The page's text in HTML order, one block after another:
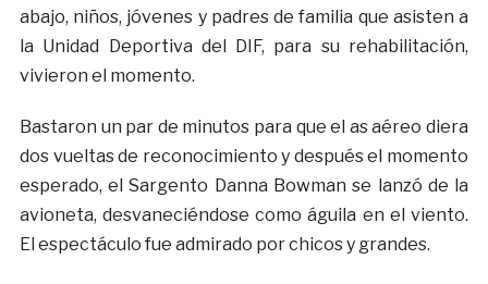
abajo, niños, jóvenes y padres de familia que asisten a
la Unidad Deportiva del DIF, para su rehabilitación,
vivieron el momento.
Bastaron un par de minutos para que el as aéreo diera
dos vueltas de reconocimiento y después el momento
esperado, el Sargento Danna Bowman se lanzó de la
avioneta, desvaneciéndose como águila en el viento.
El espectáculo fue admirado por chicos y grandes.